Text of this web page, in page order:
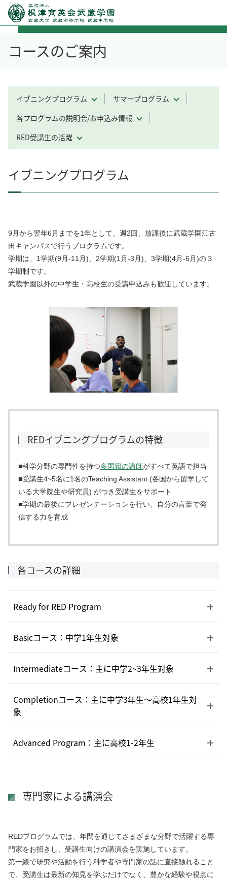
コースのご案内
イブニングプログラム
サマープログラム
各プログラムの説明会/お申込み情報
RED受講生の活躍
イブニングプログラム
9 月から翌年6 月までを1年として、週 2回、放課後に武蔵学園江古
田キャンパスで行うプログラムです。
学期は、 1学期(9 月-11 月) 2学期(1 月-3 月) 3学期(4月-6 月)の３
学期制です。
武蔵学園以外の中学生・高校生の受講申込みも歓迎しています。
REDイブニングプログラムの特徴
■科学分野の専門性を持つ多国籍の講師がすべて英語で担当
■受講生4~5名に1名のTeaching Assistant (各国から留学して
いる大学院生や研究員) がつき受講生をサポート
■学期の最後にプレゼンテーションを行い、自分の言葉で発
信する力を育成
各コースの詳細
Ready for RED Program
Basicコース：中学1年生対象
Intermediateコース：主に中学2~3年生対象
Completionコース：主に中学3年生～高校1年生対
象
Advanced Program：主に高校1-2年生
専門家による講演会
REDプログラムでは、年間を通じてさまざまな分野で活躍する専
門家をお招きし、受講生向けの講演会を実施しています。
第一線で研究や活動を行う科学者や専門家の話に直接触れること
で、受講生は最新の知見を学ぶだけでなく、豊かな経験や視点に